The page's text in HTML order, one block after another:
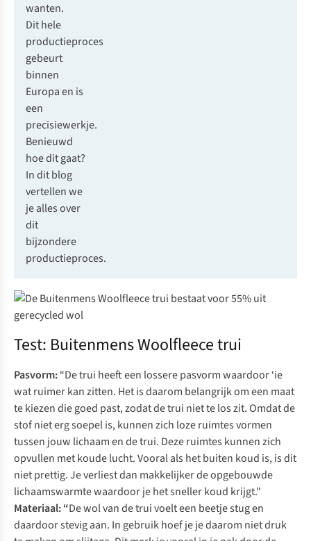
wanten.
Dit hele
productieproces
gebeurt
binnen
Europa en is
een
precisiewerkje.
Benieuwd
hoe dit gaat?
In dit blog
vertellen we
je alles over
dit
bijzondere
productieproces.
Test: Buitenmens Woolfleece trui
Pasvorm:“De trui heeft een lossere pasvorm waardoor ‘ie
wat ruimer kan zitten. Het is daarom belangrijk om een maat
te kiezen die goed past, zodat de trui niet te los zit. Omdat de
stof niet erg soepel is, kunnen zich loze ruimtes vormen
tussen jouw lichaam en de trui. Deze ruimtes kunnen zich
opvullen met koude lucht. Vooral als het buiten koud is, is dit
niet prettig. Je verliest dan makkelijker de opgebouwde
lichaamswarmte waardoor je het sneller koud krijgt."
Materiaal: “De wol van de trui voelt een beetje stug en
daardoor stevig aan. In gebruik hoef je je daarom niet druk